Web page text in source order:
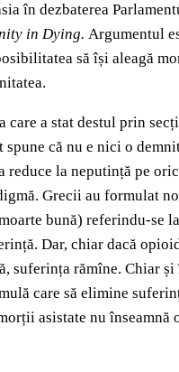
în dezbaterea
in Dying. Argumentul
să își aleagă
care a stat destul prin
că nu e nici o
reduce la neputință pe
Grecii au formulat
bună) referindu-se
Dar, chiar dacă
suferința rămîne. Chiar și
care să elimine
asistate nu înseamnă